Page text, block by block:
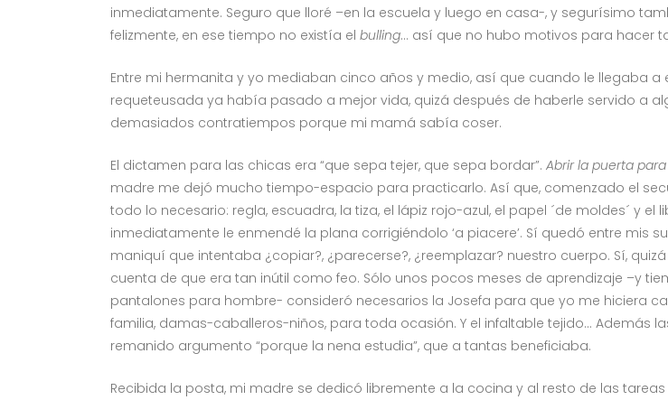
inmediatamente. Seguro que lloré –en la escuela y luego en casa-, y segurísimo
felizmente, en ese tiempo no existía el bulling… así que no hubo motivos para hacer
Entre mi hermanita y yo mediaban cinco años y medio, así que cuando le llegaba a
requeteusada ya había pasado a mejor vida, quizá después de haberle servido a
demasiados contratiempos porque mi mamá sabía coser.
El dictamen para las chicas era “que sepa tejer, que sepa bordar”. Abrir la puerta
madre me dejó mucho tiempo-espacio para practicarlo. Así que, comenzado el
todo lo necesario: regla, escuadra, la tiza, el lápiz rojo-azul, el papel ´de moldes´ y
inmediatamente le enmendé la plana corrigiéndolo ‘a piacere’. Sí quedó entre
maniquí que intentaba ¿copiar?, ¿parecerse?, ¿reemplazar? nuestro cuerpo. Sí,
cuenta de que era tan inútil como feo. Sólo unos pocos meses de aprendizaje –y
pantalones para hombre- consideró necesarios la Josefa para que yo me hiciera
familia, damas-caballeros-niños, para toda ocasión. Y el infaltable tejido… Además
remanido argumento “porque la nena estudia”, que a tantas beneficiaba.
Recibida la posta, mi madre se dedicó libremente a la cocina y al resto de las tareas